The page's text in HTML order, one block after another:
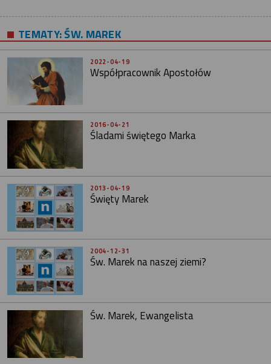
TEMATY:ŚW. MAREK
2022-04-19
Współpracownik Apostołów
2016-04-21
Śladami świętego Marka
2013-04-19
Święty Marek
2004-12-31
Św. Marek na naszej ziemi?
Św. Marek, Ewangelista